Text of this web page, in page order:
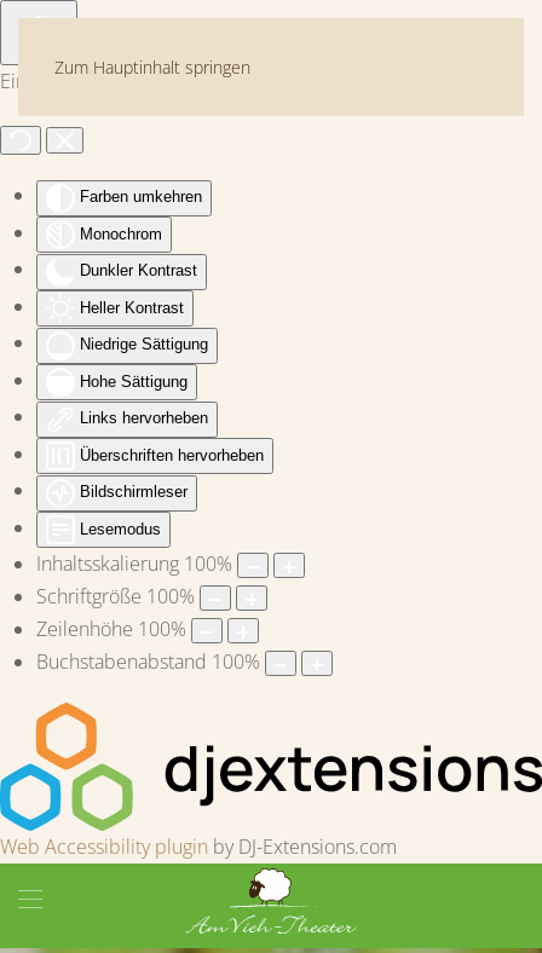
Eingabehilfen öffnen
Farben umkehren
Monochrom
Dunkler Kontrast
Heller Kontrast
Niedrige Sättigung
Hohe Sättigung
Links hervorheben
Überschriften hervorheben
Bildschirmleser
Lesemodus
Inhaltsskalierung 100%
Schriftgröße 100%
Zeilenhöhe 100%
Buchstabenabstand 100%
Web Accessibility plugin by DJ-Extensions.com
Zum Hauptinhalt springen